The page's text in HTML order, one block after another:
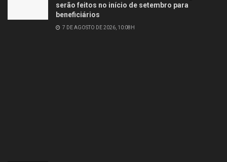
serão feitos no início de setembro para
beneficiários
7 DE AGOSTO DE 2026, 10:08H